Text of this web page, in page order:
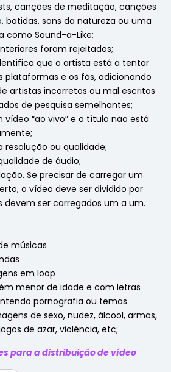
canções de meditação, canções
batidas, sons da natureza ou uma
como Sound-a-Like;
foram rejeitados;
que o artista está a tentar
plataformas e os fãs, adicionando
artistas incorretos ou mal escritos
de pesquisa semelhantes;
vídeo “ao vivo” e o título não está
resolução ou qualidade;
de áudio;
Se precisar de carregar um
o vídeo deve ser dividido por
devem ser carregados um a um.
músicas
em loop
menor de idade e com letras
pornografia ou temas
de sexo, nudez, álcool, armas,
de azar, violência, etc;
para a distribuição de vídeo